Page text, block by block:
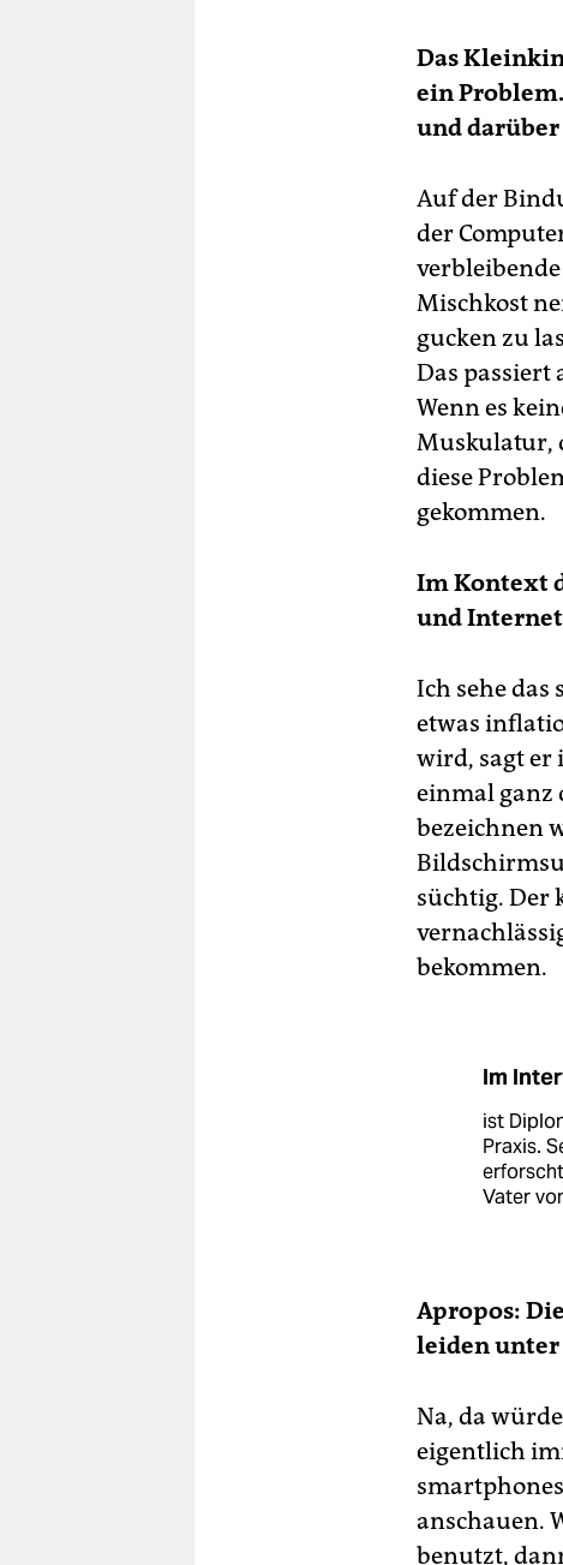
Das
ein
und
Auf der
der
Mischkost
gucken zu
Das passiert
Wenn es
Muskulatur,
diese
gekommen.
Im Kontext
und Internet
Ich sehe
etwas
wird, sagt er
einmal ganz
bezeichnen
süchtig. Der
bekommen.
Im
ist
Praxis.
Vater
Apropos:
leiden unter
Na, da
eigentlich
anschauen.
benutzt,